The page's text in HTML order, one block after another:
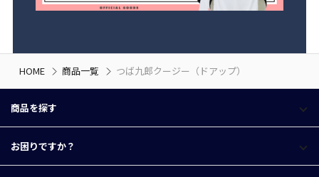
HOME 商品一覧 つば九郎クージー（ドアップ）
商品を探す
お困りですか？